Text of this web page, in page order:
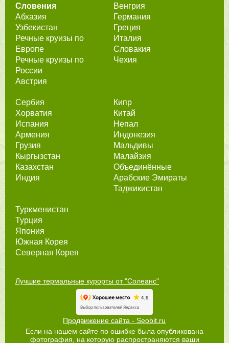
Словения
Абхазия
Узбекистан
Речные круизы по
Европе
Речные круизы по
России
Австрия
Венгрия
Германия
Греция
Италия
Словакия
Чехия
Сербия
Хорватия
Испания
Армения
Грузия
Кыргызстан
Казахстан
Индия
Кипр
Китай
Непал
Индонезия
Мальдивы
Малайзия
Объединённые
Арабские Эмираты
Таджикистан
Туркменистан
Турция
Япония
Южная Корея
Северная Корея
Лучшие термальные курорты от "Солеанс"
Продвижение сайта - Seobit.ru
Если на нашем сайте по ошибке была опубликована
фотография, на которую распространяются ваши